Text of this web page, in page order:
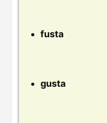
fusta
gusta